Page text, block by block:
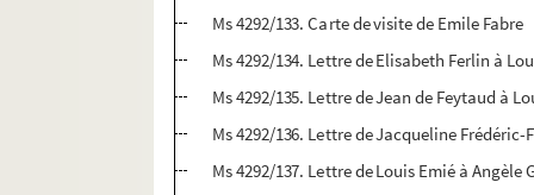
Ms 4292/133. Carte de visite de Emile Fabre
Ms 4292/134. Lettre de Elisabeth Ferlin à
Ms 4292/135. Lettre de Jean de Feytaud à
Ms 4292/136. Lettre de Jacqueline Frédéric-
Ms 4292/137. Lettre de Louis Emié à Angèle